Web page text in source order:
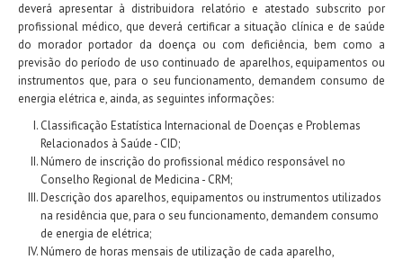
deverá apresentar à distribuidora relatório e atestado subscrito por
profissional médico, que deverá certificar a situação clínica e de saúde
do morador portador da doença ou com deficiência, bem como a
previsão do período de uso continuado de aparelhos, equipamentos ou
instrumentos que, para o seu funcionamento, demandem consumo de
energia elétrica e, ainda, as seguintes informações:
Classificação Estatística Internacional de Doenças e Problemas
Relacionados à Saúde - CID;
Número de inscrição do profissional médico responsável no
Conselho Regional de Medicina - CRM;
Descrição dos aparelhos, equipamentos ou instrumentos utilizados
na residência que, para o seu funcionamento, demandem consumo
de energia de elétrica;
Número de horas mensais de utilização de cada aparelho,